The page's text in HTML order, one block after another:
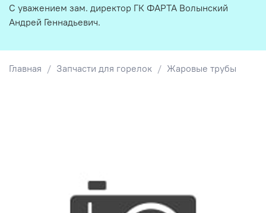
Главная Запчасти для горелок Жаровые трубы
С уважением зам. директор ГК ФАРТА Волынский
Андрей Геннадьевич.